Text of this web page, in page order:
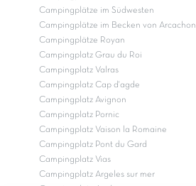
Campingplätze im Südwesten
Campingplätze im Becken von Arcachon
Campingplätze Royan
Campingplatz Grau du Roi
Campingplatz Valras
Campingplatz Cap d'agde
Campingplatz Avignon
Campingplatz Pornic
Campingplatz Vaison la Romaine
Campingplatz Pont du Gard
Campingplatz Vias
Campingplatz Argeles sur mer